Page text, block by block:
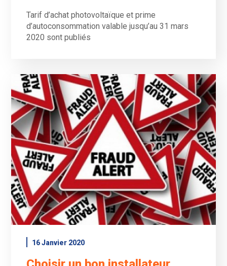
Tarif d’achat photovoltaïque et prime
d’autoconsommation valable jusqu’au 31 mars
2020 sont publiés
16 Janvier 2020